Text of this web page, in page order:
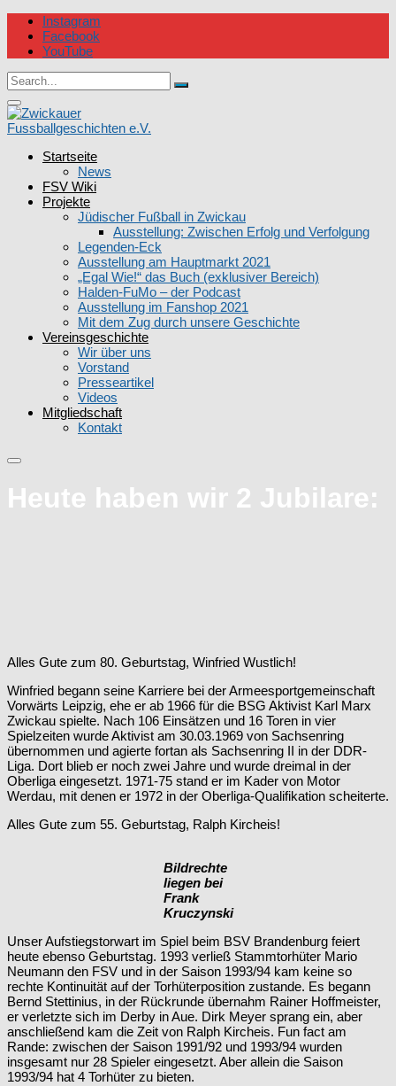
Skip
content
Instagram
Facebook
YouTube
Circular
focus
Search
for:
Search
focus
Zwickauer Fussballgeschichten e.V.
Startseite
News
FSV Wiki
Projekte
Jüdischer Fußball in Zwickau
Ausstellung: Zwischen Erfolg und Verfolgung
Legenden-Eck
Ausstellung am Hauptmarkt 2021
„Egal Wie!“ das Buch (exklusiver Bereich)
Halden-FuMo – der Podcast
Ausstellung im Fanshop 2021
Mit dem Zug durch unsere Geschichte
Vereinsgeschichte
Wir über uns
Vorstand
Presseartikel
Videos
Mitgliedschaft
Kontakt
Heute haben wir 2 Jubilare:
Alles Gute zum 80. Geburtstag, Winfried Wustlich!
Winfried begann seine Karriere bei der Armeesportgemeinschaft
Vorwärts Leipzig, ehe er ab 1966 für die BSG Aktivist Karl Marx
Zwickau spielte. Nach 106 Einsätzen und 16 Toren in vier
Spielzeiten wurde Aktivist am 30.03.1969 von Sachsenring
übernommen und agierte fortan als Sachsenring II in der DDR-
Liga. Dort blieb er noch zwei Jahre und wurde dreimal in der
Oberliga eingesetzt. 1971-75 stand er im Kader von Motor
Werdau, mit denen er 1972 in der Oberliga-Qualifikation scheiterte.
Alles Gute zum 55. Geburtstag, Ralph Kircheis!
Bildrechte
liegen bei
Frank
Kruczynski
Unser Aufstiegstorwart im Spiel beim BSV Brandenburg feiert
heute ebenso Geburtstag. 1993 verließ Stammtorhüter Mario
Neumann den FSV und in der Saison 1993/94 kam keine so
rechte Kontinuität auf der Torhüterposition zustande. Es begann
Bernd Stettinius, in der Rückrunde übernahm Rainer Hoffmeister,
er verletzte sich im Derby in Aue. Dirk Meyer sprang ein, aber
anschließend kam die Zeit von Ralph Kircheis. Fun fact am
Rande: zwischen der Saison 1991/92 und 1993/94 wurden
insgesamt nur 28 Spieler eingesetzt. Aber allein die Saison
1993/94 hat 4 Torhüter zu bieten.